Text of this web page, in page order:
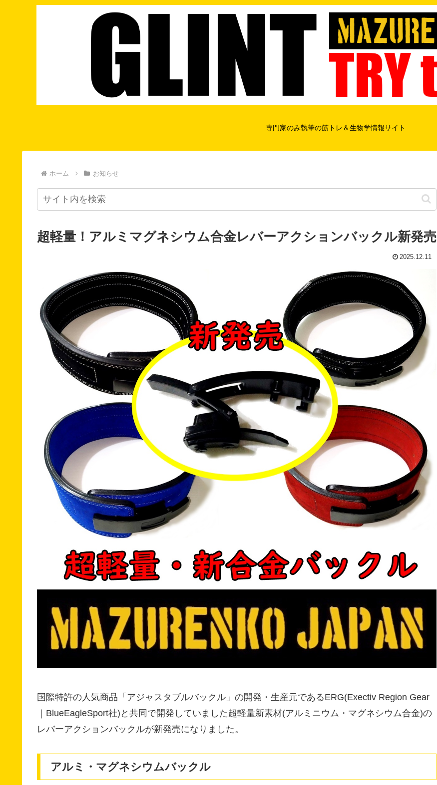
専門家のみ執筆の筋トレ＆生物学情報サイト
ホーム お知らせ
超軽量！アルミマグネシウム合金レバーアクションバックル新発売
2025.12.11
国際特許の人気商品「アジャスタブルバックル」の開発・生産元であるERG(Exectiv Region Gear
｜BlueEagleSport社)と共同で開発していました超軽量新素材(アルミニウム・マグネシウム合金)の
レバーアクションバックルが新発売になりました。
アルミ・マグネシウムバックル